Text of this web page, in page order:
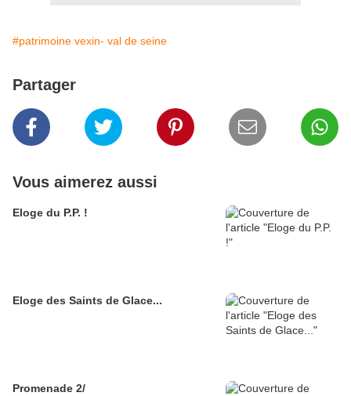
#patrimoine vexin- val de seine
Partager
Vous aimerez aussi
Eloge du P.P. !
Eloge des Saints de Glace...
Promenade 2/